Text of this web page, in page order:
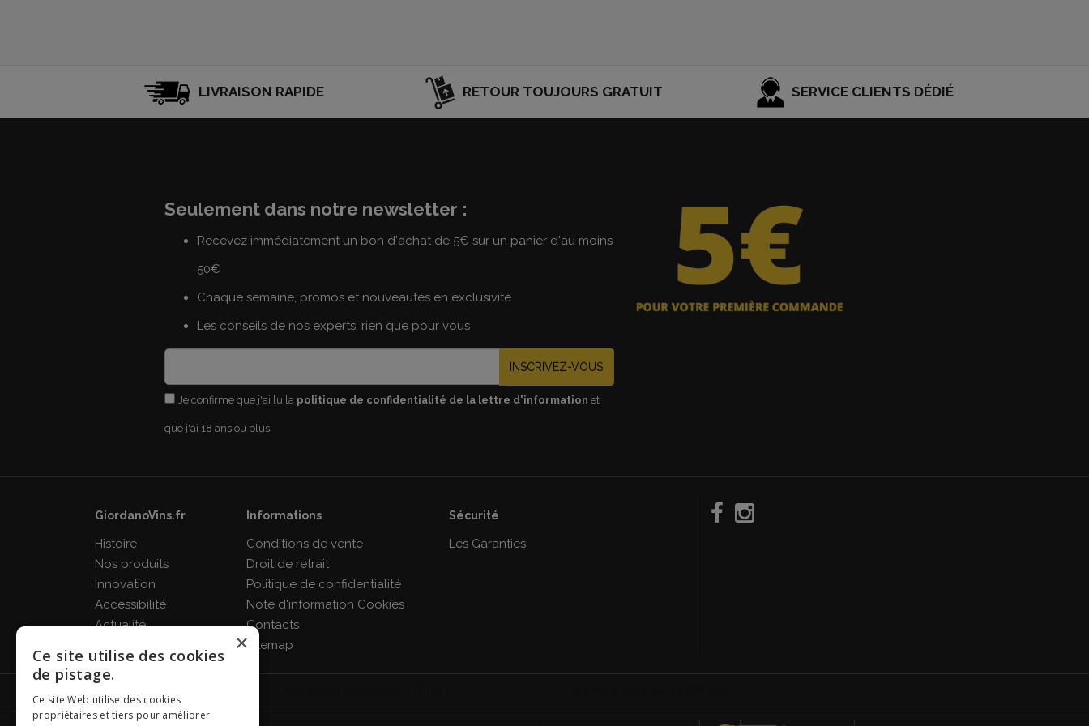
LIVRAISON RAPIDE RETOUR TOUJOURS GRATUIT SERVICE CLIENTS DÉDIÉ
Seulement dans notre newsletter :
Recevez immédiatement un bon d'achat de 5€ sur un panier d'au moins
50€
Chaque semaine, promos et nouveautés en exclusivité
Les conseils de nos experts, rien que pour vous
INSCRIVEZ-VOUS
Je confirme que j'ai lu la politique de confidentialité de la lettre d'information et
que j'ai 18 ans ou plus
GiordanoVins.fr
Histoire
Nos produits
Innovation
Accessibilité
Actualité
Informations
Conditions de vente
Droit de retrait
Politique de confidentialité
Note d'information Cookies
Contacts
Sitemap
Sécurité
Les Garanties
×
Ce site utilise des cookies
de pistage.
Ce site Web utilise des cookies
propriétaires et tiers pour améliorer